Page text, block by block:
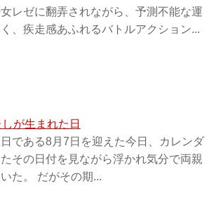
レゼに翻弄されながら、予測不能な運
、疾走感あふれるバトルアクション...
が生まれた日
である8月7日を迎えた今日、カレンダ
その日付を見ながら浮かれ気分で両親
た。 だがその期...